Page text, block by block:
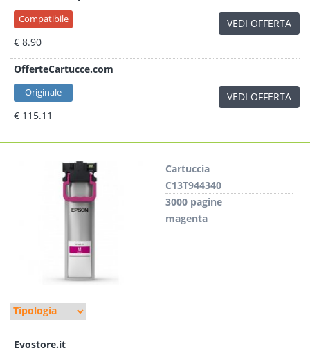
Compatibile
€ 8.90
VEDI OFFERTA
OfferteCartucce.com
Originale
€ 115.11
VEDI OFFERTA
Cartuccia
C13T944340
3000 pagine
magenta
Evostore.it